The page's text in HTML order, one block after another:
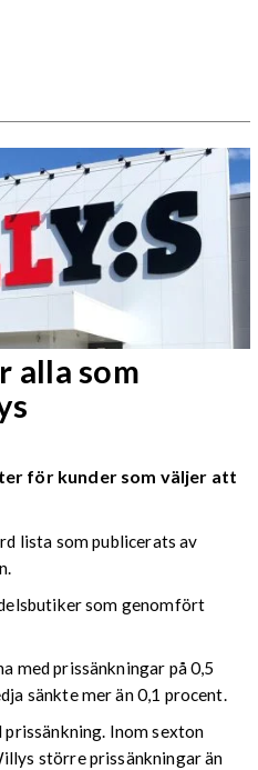
alla som
för kunder som väljer att
lista som publicerats av
som genomfört
med prissänkningar på 0,5
sänkte mer än 0,1 procent.
Inom sexton
större prissänkningar än